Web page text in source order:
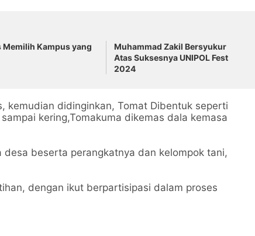
Memilih Kampus yang
Muhammad Zakil Bersyukur
Atas Suksesnya UNIPOL Fest
2024
kemudian didinginkan, Tomat Dibentuk seperti
kering,Tomakuma dikemas dala kemasa
beserta perangkatnya dan kelompok tani,
dengan ikut berpartisipasi dalam proses